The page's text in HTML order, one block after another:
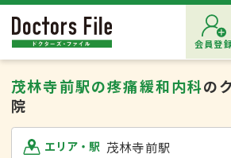
会員登
茂林寺前駅の疼痛緩和内科の
院
エリア・駅 茂林寺前駅